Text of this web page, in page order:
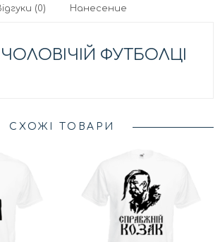
(0) Нанесение
ФУТБОЛЦІ
СХОЖІ ТОВАРИ